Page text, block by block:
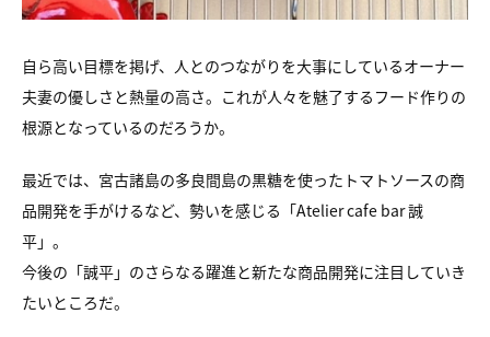
自ら高い目標を掲げ、人とのつながりを大事にしているオーナー
夫妻の優しさと熱量の高さ。これが人々を魅了するフード作りの
根源となっているのだろうか。
最近では、宮古諸島の多良間島の黒糖を使ったトマトソースの商
品開発を手がけるなど、勢いを感じる「Atelier cafe bar 誠
平」。
今後の「誠平」のさらなる躍進と新たな商品開発に注目していき
たいところだ。